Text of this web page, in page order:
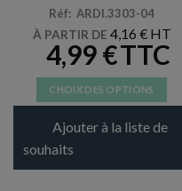
Réf: ARDI.3303-04
À PARTIR DE 4,16 €
4,99€
CHOIX DES OPTIONS
Ce
produit
Ajouter à la liste de
souhaits